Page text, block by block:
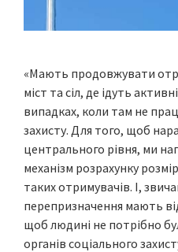
«Мають продовжувати
міст та сіл, де ідуть
випадках, коли там не
захисту. Для того, щоб
центрального рівня, ми
механізм розрахунку
таких отримувачів. І,
перепризначення мають
щоб людині не потрібно
органів соціального